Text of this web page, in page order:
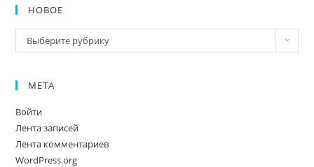
НОВОЕ
Новое
Выберите рубрику
МЕТА
Войти
Лента записей
Лента комментариев
WordPress.org